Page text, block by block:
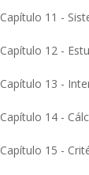
Capítulo 11 -
Capítulo 12 -
Capítulo 13 -
Capítulo 14 -
Capítulo 15 -